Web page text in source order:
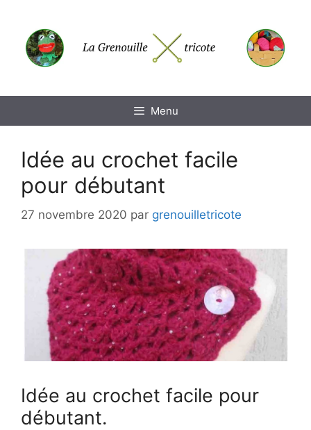
contenu
Menu
Idée au crochet facile
pour débutant
27 novembre 2020 par grenouilletricote
Idée au crochet facile pour
débutant.